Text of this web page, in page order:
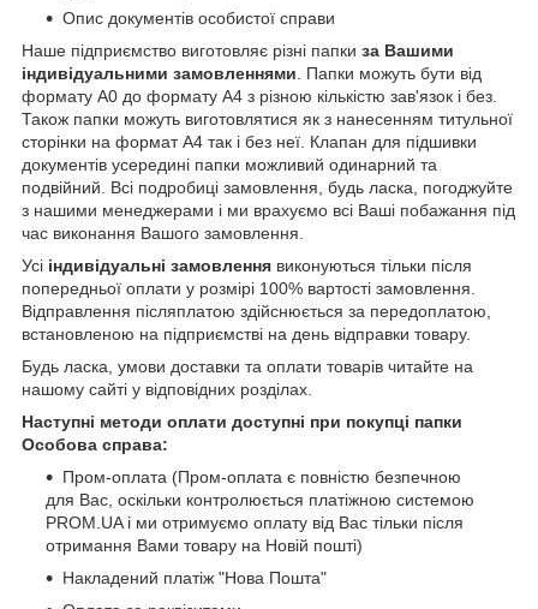
Опис документів особистої справи
Наше підприємство виготовляє різні папки за Вашими
індивідуальними замовленнями . Папки можуть бути від
формату А0 до формату А4 з різною кількістю зав'язок і без.
Також папки можуть виготовлятися як з нанесенням титульної
сторінки на формат А4 так і без неї. Клапан для підшивки
документів усередині папки можливий одинарний та
подвійний. Всі подробиці замовлення, будь ласка, погоджуйте
з нашими менеджерами і ми врахуємо всі Ваші побажання під
час виконання Вашого замовлення.
Усі індивідуальні замовлення виконуються тільки після
попередньої оплати у розмірі 100% вартості замовлення.
Відправлення післяплатою здійснюється за передоплатою,
встановленою на підприємстві на день відправки товару.
Будь ласка, умови доставки та оплати товарів читайте на
нашому сайті у відповідних розділах.
Наступні методи оплати доступні при покупці папки
Особова справа:
Пром-оплата (Пром-оплата є повністю безпечною
для Вас, оскільки контролюється платіжною системою
PROM.UA і ми отримуємо оплату від Вас тільки після
отримання Вами товару на Новій пошті)
Накладений платіж "Нова Пошта"